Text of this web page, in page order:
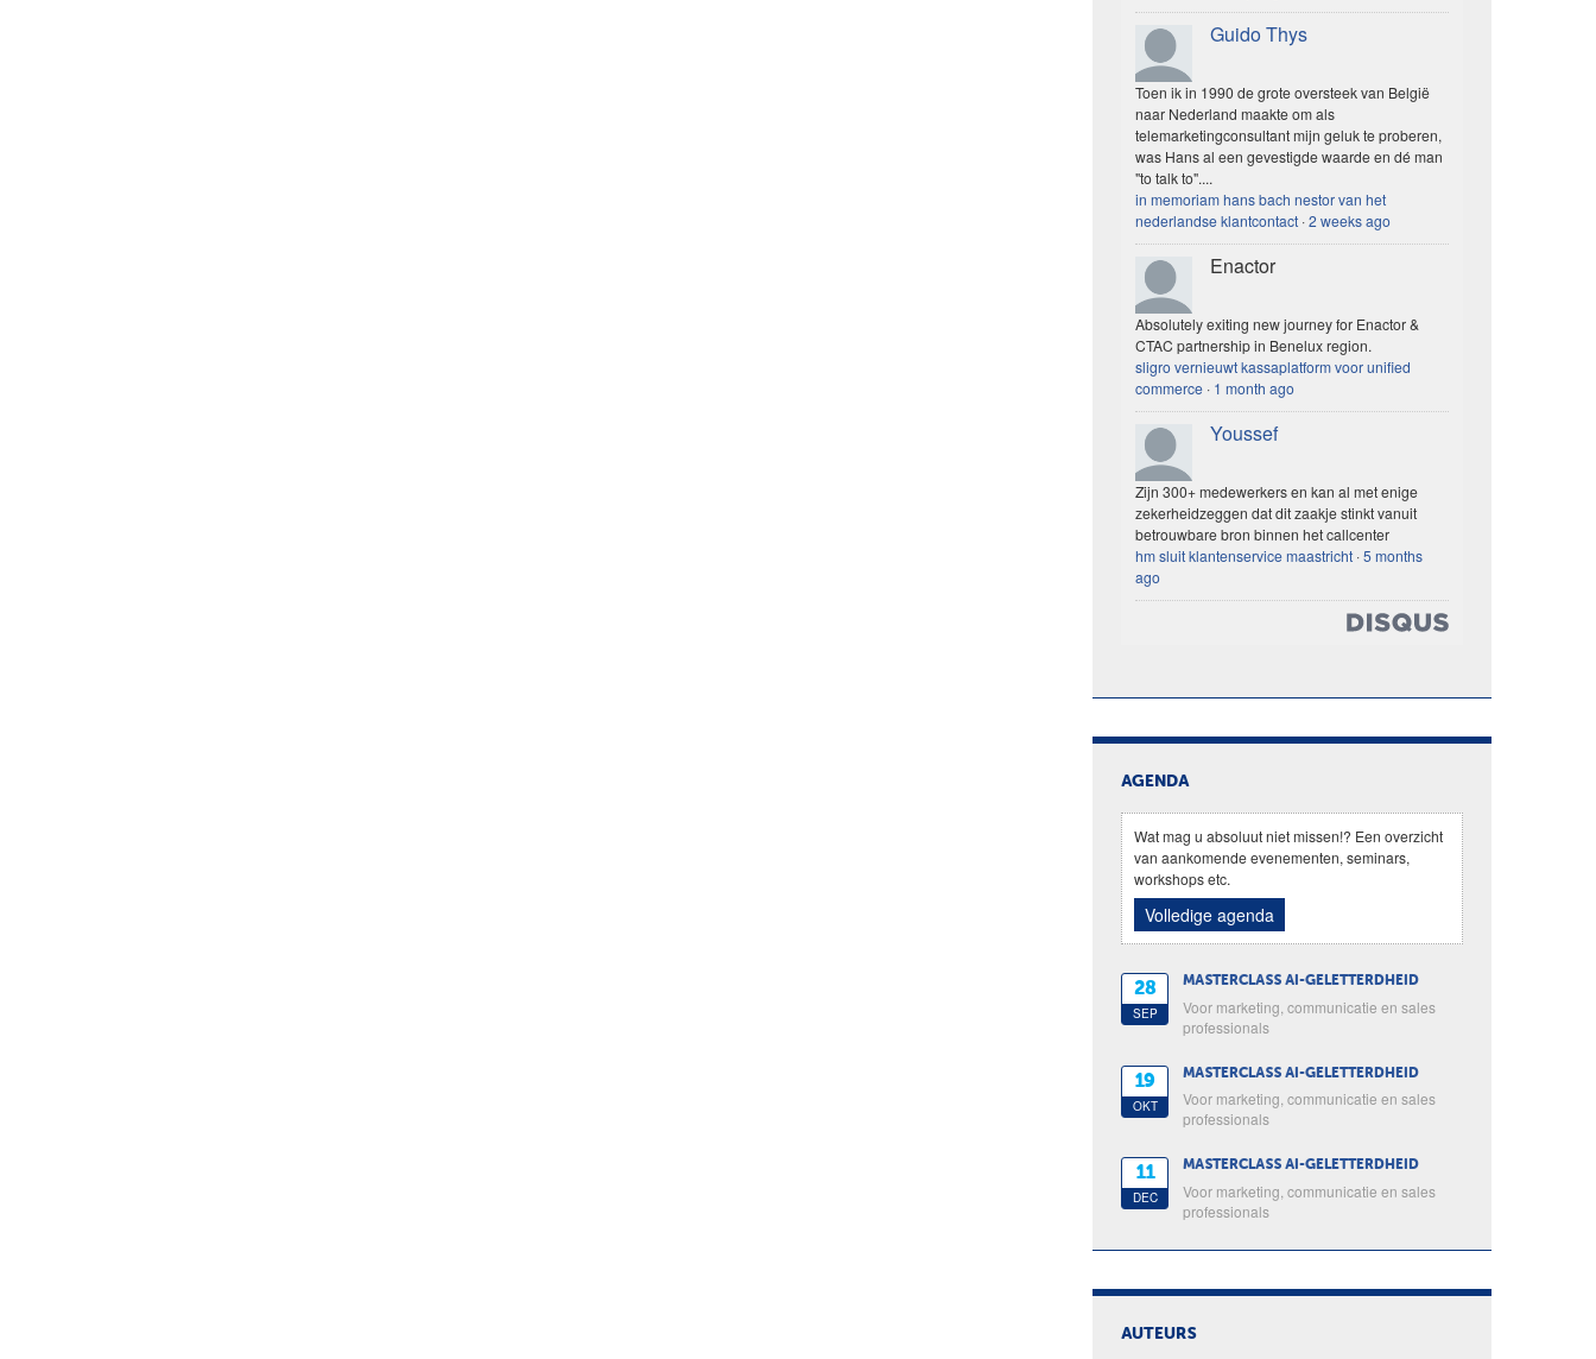
Guido Thys
Toen ik in 1990 de grote oversteek van België
naar Nederland maakte om als
telemarketingconsultant mijn geluk te proberen,
was Hans al een gevestigde waarde en dé man
"to talk to"....
in memoriam hans bach nestor van het
nederlandse klantcontact ·2 weeks ago
Enactor
Absolutely exiting new journey for Enactor &
CTAC partnership in Benelux region.
sligro vernieuwt kassaplatform voor unified
commerce · 1 month ago
Youssef
Zijn 300+ medewerkers en kan al met enige
zekerheidzeggen dat dit zaakje stinkt vanuit
betrouwbare bron binnen het callcenter
hm sluit klantenservice maastricht ·5 months
ago
AGENDA
Wat mag u absoluut niet missen!? Een overzicht
van aankomende evenementen, seminars,
workshops etc.
Volledige agenda
28
SEP
MASTERCLASS AI-GELETTERDHEID
Voor marketing, communicatie en sales
professionals
19
OKT
MASTERCLASS AI-GELETTERDHEID
Voor marketing, communicatie en sales
professionals
11
DEC
MASTERCLASS AI-GELETTERDHEID
Voor marketing, communicatie en sales
professionals
AUTEURS